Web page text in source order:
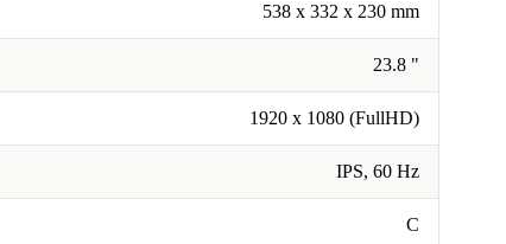
538 x 332 x 230 mm
23.8 "
1920 x 1080 (FullHD)
IPS, 60 Hz
C